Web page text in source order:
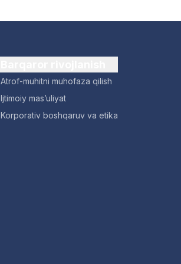
Atrof-muhitni muhofaza qilish
Ijtimoiy mas’uliyat
Korporativ boshqaruv va etika